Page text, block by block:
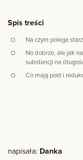
Spis treści
Na czym polega
No dobrze, ale jak
substancji na
Co mają post i
napisała: Danka